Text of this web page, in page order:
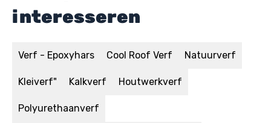
interesseren
Verf - Epoxyhars Cool Roof Verf Natuurverf
Kleiverf" Kalkverf Houtwerkverf
Polyurethaanverf